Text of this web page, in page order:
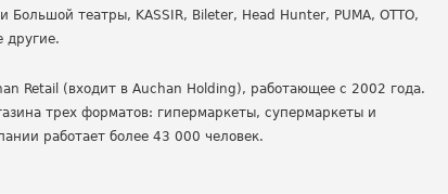
театры, KASSIR, Bileter, Head Hunter, PUMA, OTTO,
другие.
Retail (входит в Auchan Holding), работающее с 2002 года.
трех форматов: гипермаркеты, супермаркеты и
работает более 43 000 человек.